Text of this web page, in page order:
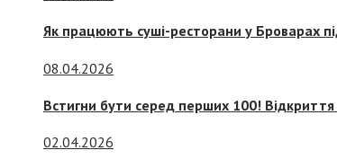
Як працюють суші-ресторани у Броварах
08.04.2026
Встигни бути серед перших 100!
02.04.2026